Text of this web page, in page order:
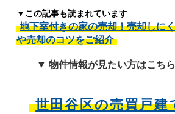
▼この記事も読まれています
地下室付きの家の売却！売却しに
や売却のコツをご紹介
▼ 物件情報が見たい方はこち
世田谷区の売買戸建